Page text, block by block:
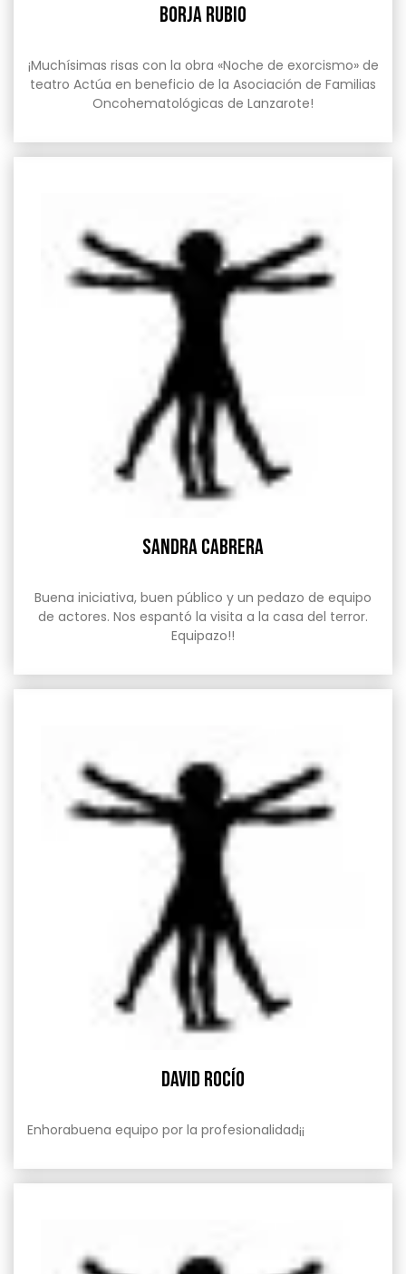
Borja Rubio
¡Muchísimas risas con la obra «Noche de exorcismo» de
teatro Actúa en beneficio de la Asociación de Familias
Oncohematológicas de Lanzarote!
Sandra Cabrera
Buena iniciativa, buen público y un pedazo de equipo
de actores. Nos espantó la visita a la casa del terror.
Equipazo!!
David Rocío
Enhorabuena equipo por la profesionalidad¡¡